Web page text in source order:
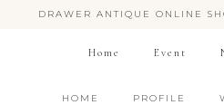
DRAWER ANTIQUE ONLINE
Home Event
HOME PROFILE